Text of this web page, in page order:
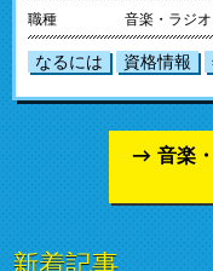
職種 音楽・ラジオ
なるには 資格情報
音楽
新着記事